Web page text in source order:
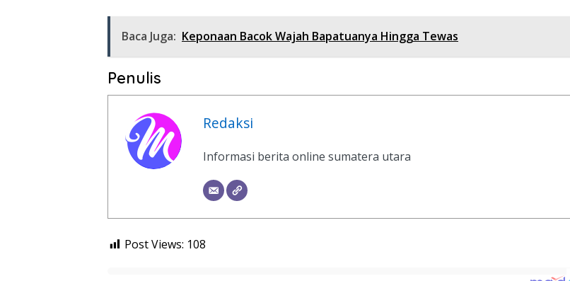
Baca Juga: Keponaan Bacok Wajah Bapatuanya Hingga Tewas
Penulis
Redaksi
Informasi berita online sumatera utara
Post Views: 108